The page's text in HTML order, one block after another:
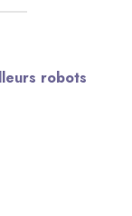
robots